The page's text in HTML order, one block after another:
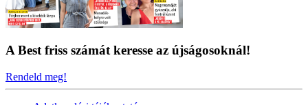
A Best friss számát keresse az újságosoknál!
Rendeld meg!